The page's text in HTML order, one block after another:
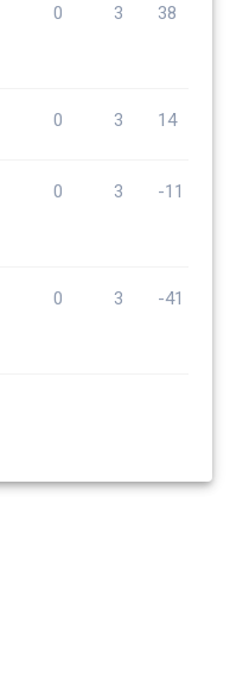
0 3 38
0 3 14
0 3 -11
0 3 -41